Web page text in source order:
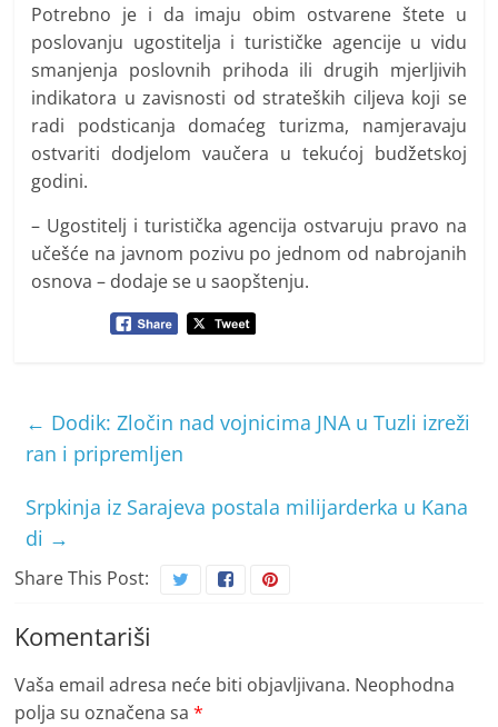
Potrebno je i da imaju obim ostvarene štete u
poslovanju ugostitelja i turističke agencije u vidu
smanjenja poslovnih prihoda ili drugih mjerljivih
indikatora u zavisnosti od strateških ciljeva koji se
radi podsticanja domaćeg turizma, namjeravaju
ostvariti dodjelom vaučera u tekućoj budžetskoj
godini.
– Ugostitelj i turistička agencija ostvaruju pravo na
učešće na javnom pozivu po jednom od nabrojanih
osnova – dodaje se u saopštenju.
← Dodik: Zločin nad vojnicima JNA u Tuzli izreži
ran i pripremljen
Srpkinja iz Sarajeva postala milijarderka u Kana
di →
Share This Post:
Komentariši
Vaša email adresa neće biti objavljivana. Neophodna
polja su označena sa*